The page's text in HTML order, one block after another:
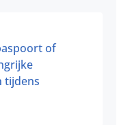
of
tijdens